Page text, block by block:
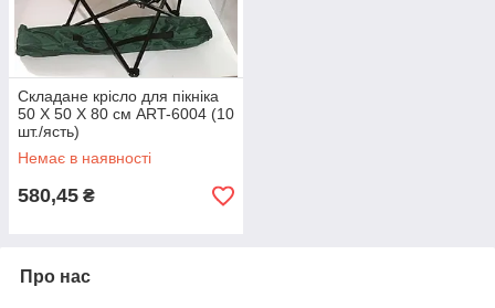
Складане крісло для пікніка
50 Х 50 Х 80 см ART-6004 (10
шт./ясть)
Немає в наявності
580,45 ₴
Про нас